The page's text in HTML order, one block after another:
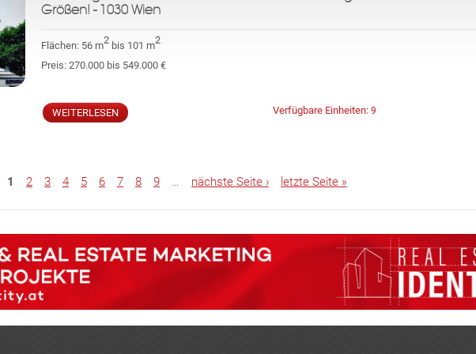
Größen! - 1030 Wien
Flächen: 56 m2bis 101 m2
Preis: 270.000 bis 549.000 €
WEITERLESEN Verfügbare Einheiten: 9
1 2 3 4 5 6 7 8 9 … nächste Seite › letzte Seite »